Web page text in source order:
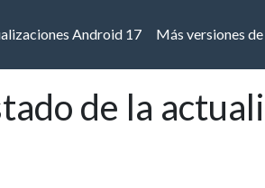
Android 17 Más versiones
de la